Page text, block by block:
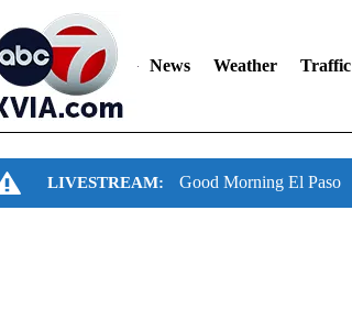
News Weather Traffic
LIVESTREAM: Good Morning El Paso